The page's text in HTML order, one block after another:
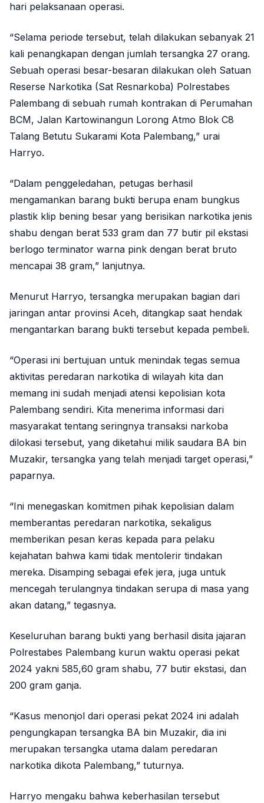
hari pelaksanaan operasi.
“Selama periode tersebut, telah dilakukan sebanyak 21
kali penangkapan dengan jumlah tersangka 27 orang.
Sebuah operasi besar-besaran dilakukan oleh Satuan
Reserse Narkotika (Sat Resnarkoba) Polrestabes
Palembang di sebuah rumah kontrakan di Perumahan
BCM, Jalan Kartowinangun Lorong Atmo Blok C8
Talang Betutu Sukarami Kota Palembang,” urai
Harryo.
“Dalam penggeledahan, petugas berhasil
mengamankan barang bukti berupa enam bungkus
plastik klip bening besar yang berisikan narkotika jenis
shabu dengan berat 533 gram dan 77 butir pil ekstasi
berlogo terminator warna pink dengan berat bruto
mencapai 38 gram,” lanjutnya.
Menurut Harryo, tersangka merupakan bagian dari
jaringan antar provinsi Aceh, ditangkap saat hendak
mengantarkan barang bukti tersebut kepada pembeli.
“Operasi ini bertujuan untuk menindak tegas semua
aktivitas peredaran narkotika di wilayah kita dan
memang ini sudah menjadi atensi kepolisian kota
Palembang sendiri. Kita menerima informasi dari
masyarakat tentang seringnya transaksi narkoba
dilokasi tersebut, yang diketahui milik saudara BA bin
Muzakir, tersangka yang telah menjadi target operasi,”
paparnya.
“Ini menegaskan komitmen pihak kepolisian dalam
memberantas peredaran narkotika, sekaligus
memberikan pesan keras kepada para pelaku
kejahatan bahwa kami tidak mentolerir tindakan
mereka. Disamping sebagai efek jera, juga untuk
mencegah terulangnya tindakan serupa di masa yang
akan datang,” tegasnya.
Keseluruhan barang bukti yang berhasil disita jajaran
Polrestabes Palembang kurun waktu operasi pekat
2024 yakni 585,60 gram shabu, 77 butir ekstasi, dan
200 gram ganja.
“Kasus menonjol dari operasi pekat 2024 ini adalah
pengungkapan tersangka BA bin Muzakir, dia ini
merupakan tersangka utama dalam peredaran
narkotika dikota Palembang,” tuturnya.
Harryo mengaku bahwa keberhasilan tersebut